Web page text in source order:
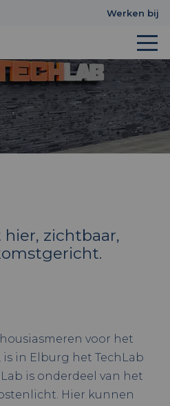
Werken bij
zichtbaar,
voor het
in Elburg het TechLab
is onderdeel van het
Hier kunnen